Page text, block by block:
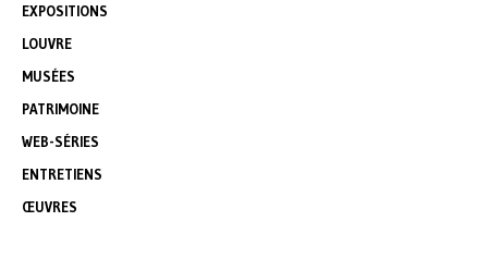
EXPOSITIONS
LOUVRE
MUSÉES
PATRIMOINE
WEB-SÉRIES
ENTRETIENS
ŒUVRES